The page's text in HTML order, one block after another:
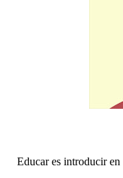
Educar es introducir en